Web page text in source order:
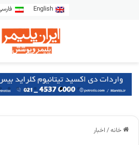
English
خانه/ اخبار